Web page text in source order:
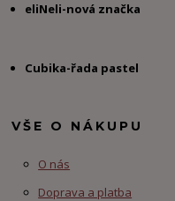
eliNeli-nová značka
Cubika-řada pastel
VŠE O NÁKUPU
O nás
Doprava a platba